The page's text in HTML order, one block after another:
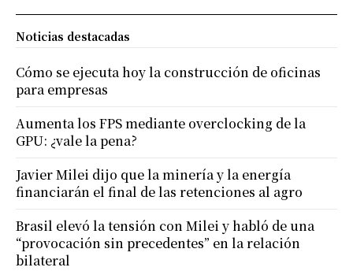
Noticias destacadas
Cómo se ejecuta hoy la construcción de oficinas
para empresas
Aumenta los FPS mediante overclocking de la
GPU: ¿vale la pena?
Javier Milei dijo que la minería y la energía
financiarán el final de las retenciones al agro
Brasil elevó la tensión con Milei y habló de una
“provocación sin precedentes” en la relación
bilateral